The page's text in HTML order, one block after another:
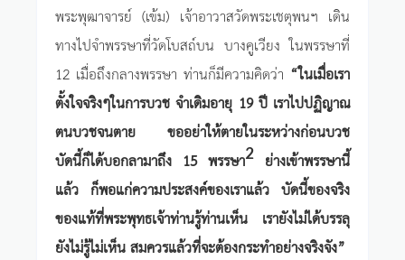
พระพุฒาจารย์ (เข้ม) เจ้าอาวาสวัดพระเชตุพนฯ เดิน
ทางไปจำพรรษาที่วัดโบสถ์บน บางคูเวียง ในพรรษาที่
12 เมื่อถึงกลางพรรษา ท่านก็มีความคิดว่า “ในเมื่อเรา
ตั้งใจจริงๆในการบวช จำเดิมอายุ 19 ปี เราไปปฏิญาณ
ตนบวชจนตาย ขออย่าให้ตายในระหว่างก่อนบวช
บัดนี้ก็ได้บอกลามาถึง 15 พรรษา2
ย่างเข้าพรรษานี้
แล้ว ก็พอแก่ความประสงค์ของเราแล้ว บัดนี้ของจริง
ของแท้ที่พระพุทธเจ้าท่านรู้ท่านเห็น เรายังไม่ได้บรรลุ
ยังไม่รู้ไม่เห็น สมควรแล้วที่จะต้องกระทำอย่างจริงจัง”